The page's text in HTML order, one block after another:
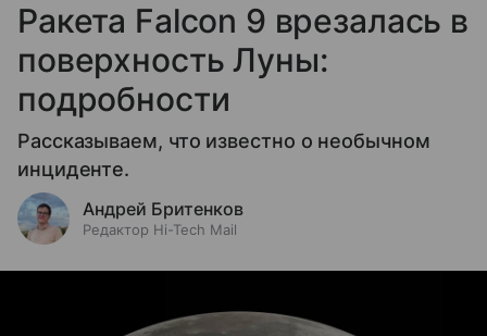
Ракета Falcon 9 врезалась в
поверхность Луны:
подробности
Рассказываем, что известно о необычном
инциденте.
Андрей Бритенков
Редактор Hi-Tech Mail